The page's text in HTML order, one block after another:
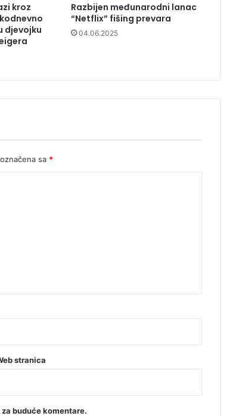
kroz
djevojku
Razbijen međunarodni lanac
“Netflix” fišing prevara
04.06.2025
sa *
stranica
buduće komentare.